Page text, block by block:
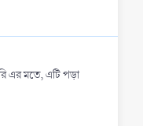
এর মতে, এটি পড়া